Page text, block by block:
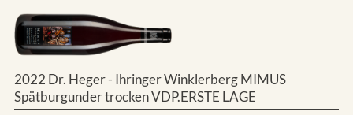
2022 Dr. Heger - Ihringer Winklerberg MIMUS
Spätburgunder trocken VDP.ERSTE LAGE